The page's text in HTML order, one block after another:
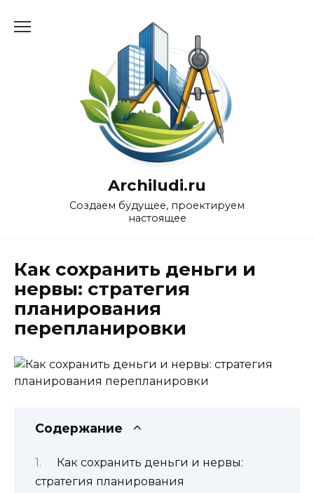
Archiludi.ru
Создаем будущее, проектируем
настоящее
Как сохранить деньги и
нервы: стратегия
планирования
перепланировки
Содержание
Как сохранить деньги и нервы:
стратегия планирования